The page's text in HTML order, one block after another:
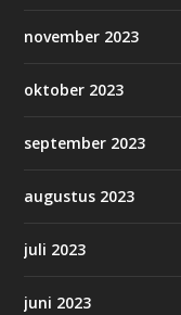
november 2023
oktober 2023
september 2023
augustus 2023
juli 2023
juni 2023